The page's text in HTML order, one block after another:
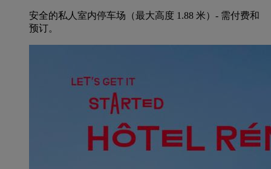
安全的私人室内停车场（最大高度 1.88 米）- 需付费和
预订。